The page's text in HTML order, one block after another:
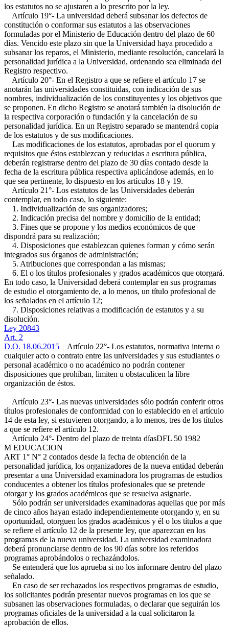
los estatutos no se ajustaren a lo prescrito por la ley.
Artículo 19°- La universidad deberá subsanar los defectos de
constitución o conformar sus estatutos a las observaciones
formuladas por el Ministerio de Educación dentro del plazo de 60
días. Vencido este plazo sin que la Universidad haya procedido a
subsanar los reparos, el Ministerio, mediante resolución, cancelará la
personalidad jurídica a la Universidad, ordenando sea eliminada del
Registro respectivo.
Artículo 20°- En el Registro a que se refiere el artículo 17 se
anotarán las universidades constituidas, con indicación de sus
nombres, individualización de los constituyentes y los objetivos que
se proponen. En dicho Registro se anotará también la disolución de
la respectiva corporación o fundación y la cancelación de su
personalidad jurídica. En un Registro separado se mantendrá copia
de los estatutos y de sus modificaciones.
Las modificaciones de los estatutos, aprobadas por el quorum y
requisitos que éstos establezcan y reducidas a escritura pública,
deberán registrarse dentro del plazo de 30 días contado desde la
fecha de la escritura pública respectiva aplicándose además, en lo
que sea pertinente, lo dispuesto en los artículos 18 y 19.
Artículo 21°- Los estatutos de las Universidades deberán
contemplar, en todo caso, lo siguiente:
1. Individualización de sus organizadores;
2. Indicación precisa del nombre y domicilio de la entidad;
3. Fines que se propone y los medios económicos de que
dispondrá para su realización;
4. Disposiciones que establezcan quienes forman y cómo serán
integrados sus órganos de administración;
5. Atribuciones que correspondan a las mismas;
6. El o los títulos profesionales y grados académicos que otorgará.
En todo caso, la Universidad deberá contemplar en sus programas
de estudio el otorgamiento de, a lo menos, un título profesional de
los señalados en el artículo 12;
7. Disposiciones relativas a modificación de estatutos y a su
disolución.
Ley 20843
Art. 2
D.O. 18.06.2015 Artículo 22°- Los estatutos, normativa interna o
cualquier acto o contrato entre las universidades y sus estudiantes o
personal académico o no académico no podrán contener
disposiciones que prohíban, limiten u obstaculicen la libre
organización de éstos.
Artículo 23°- Las nuevas universidades sólo podrán conferir otros
títulos profesionales de conformidad con lo establecido en el artículo
14 de esta ley, si estuvieren otorgando, a lo menos, tres de los títulos
a que se refiere el artículo 12.
Artículo 24°- Dentro del plazo de treinta díasDFL 50 1982
M EDUCACION
ART 1° N° 2 contados desde la fecha de obtención de la
personalidad jurídica, los organizadores de la nueva entidad deberán
presentar a una Universidad examinadora los programas de estudios
conducentes a obtener los títulos profesionales que se pretende
otorgar y los grados académicos que se resuelva asignarle.
Sólo podrán ser universidades examinadoras aquellas que por más
de cinco años hayan estado independientemente otorgando y, en su
oportunidad, otorguen los grados académicos y él o los títulos a que
se refiere el artículo 12 de la presente ley, que aparezcan en los
programas de la nueva universidad. La universidad examinadora
deberá pronunciarse dentro de los 90 días sobre los referidos
programas aprobándolos o rechazándolos.
Se entenderá que los aprueba si no los informare dentro del plazo
señalado.
En caso de ser rechazados los respectivos programas de estudio,
los solicitantes podrán presentar nuevos programas en los que se
subsanen las observaciones formuladas, o declarar que seguirán los
programas oficiales de la universidad a la cual solicitaron la
aprobación de ellos.